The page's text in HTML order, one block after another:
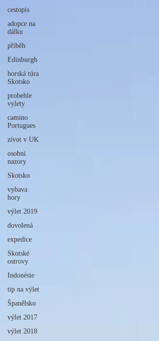
cestopis
adopce na
dálku
příběh
Edinburgh
horská túra
Skotsko
probehle
vylety
camino
Portugues
zivot v UK
osobni
nazory
Skotsko
vybava
hory
výlet 2019
dovolená
expedice
Skotské
ostrovy
Indonésie
tip na výlet
Španělsko
výlet 2017
výlet 2018